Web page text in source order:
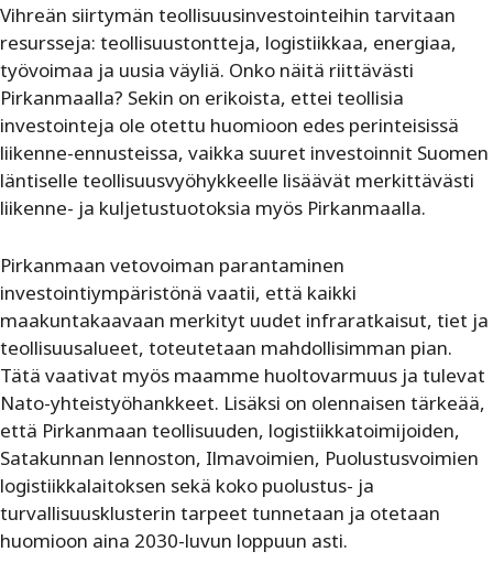
Vihreän siirtymän teollisuusinvestointeihin tarvitaan
resursseja: teollisuustontteja, logistiikkaa, energiaa,
työvoimaa ja uusia väyliä. Onko näitä riittävästi
Pirkanmaalla? Sekin on erikoista, ettei teollisia
investointeja ole otettu huomioon edes perinteisissä
liikenne-ennusteissa, vaikka suuret investoinnit Suomen
läntiselle teollisuusvyöhykkeelle lisäävät merkittävästi
liikenne- ja kuljetustuotoksia myös Pirkanmaalla.
Pirkanmaan vetovoiman parantaminen
investointiympäristönä vaatii, että kaikki
maakuntakaavaan merkityt uudet infraratkaisut, tiet ja
teollisuusalueet, toteutetaan mahdollisimman pian.
Tätä vaativat myös maamme huoltovarmuus ja tulevat
Nato-yhteistyöhankkeet. Lisäksi on olennaisen tärkeää,
että Pirkanmaan teollisuuden, logistiikkatoimijoiden,
Satakunnan lennoston, Ilmavoimien, Puolustusvoimien
logistiikkalaitoksen sekä koko puolustus- ja
turvallisuusklusterin tarpeet tunnetaan ja otetaan
huomioon aina 2030-luvun loppuun asti.